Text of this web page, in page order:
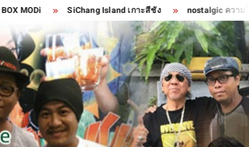
SiChang Island เกาะสีชัง nostalgic ความโหยหาถึงอดีต